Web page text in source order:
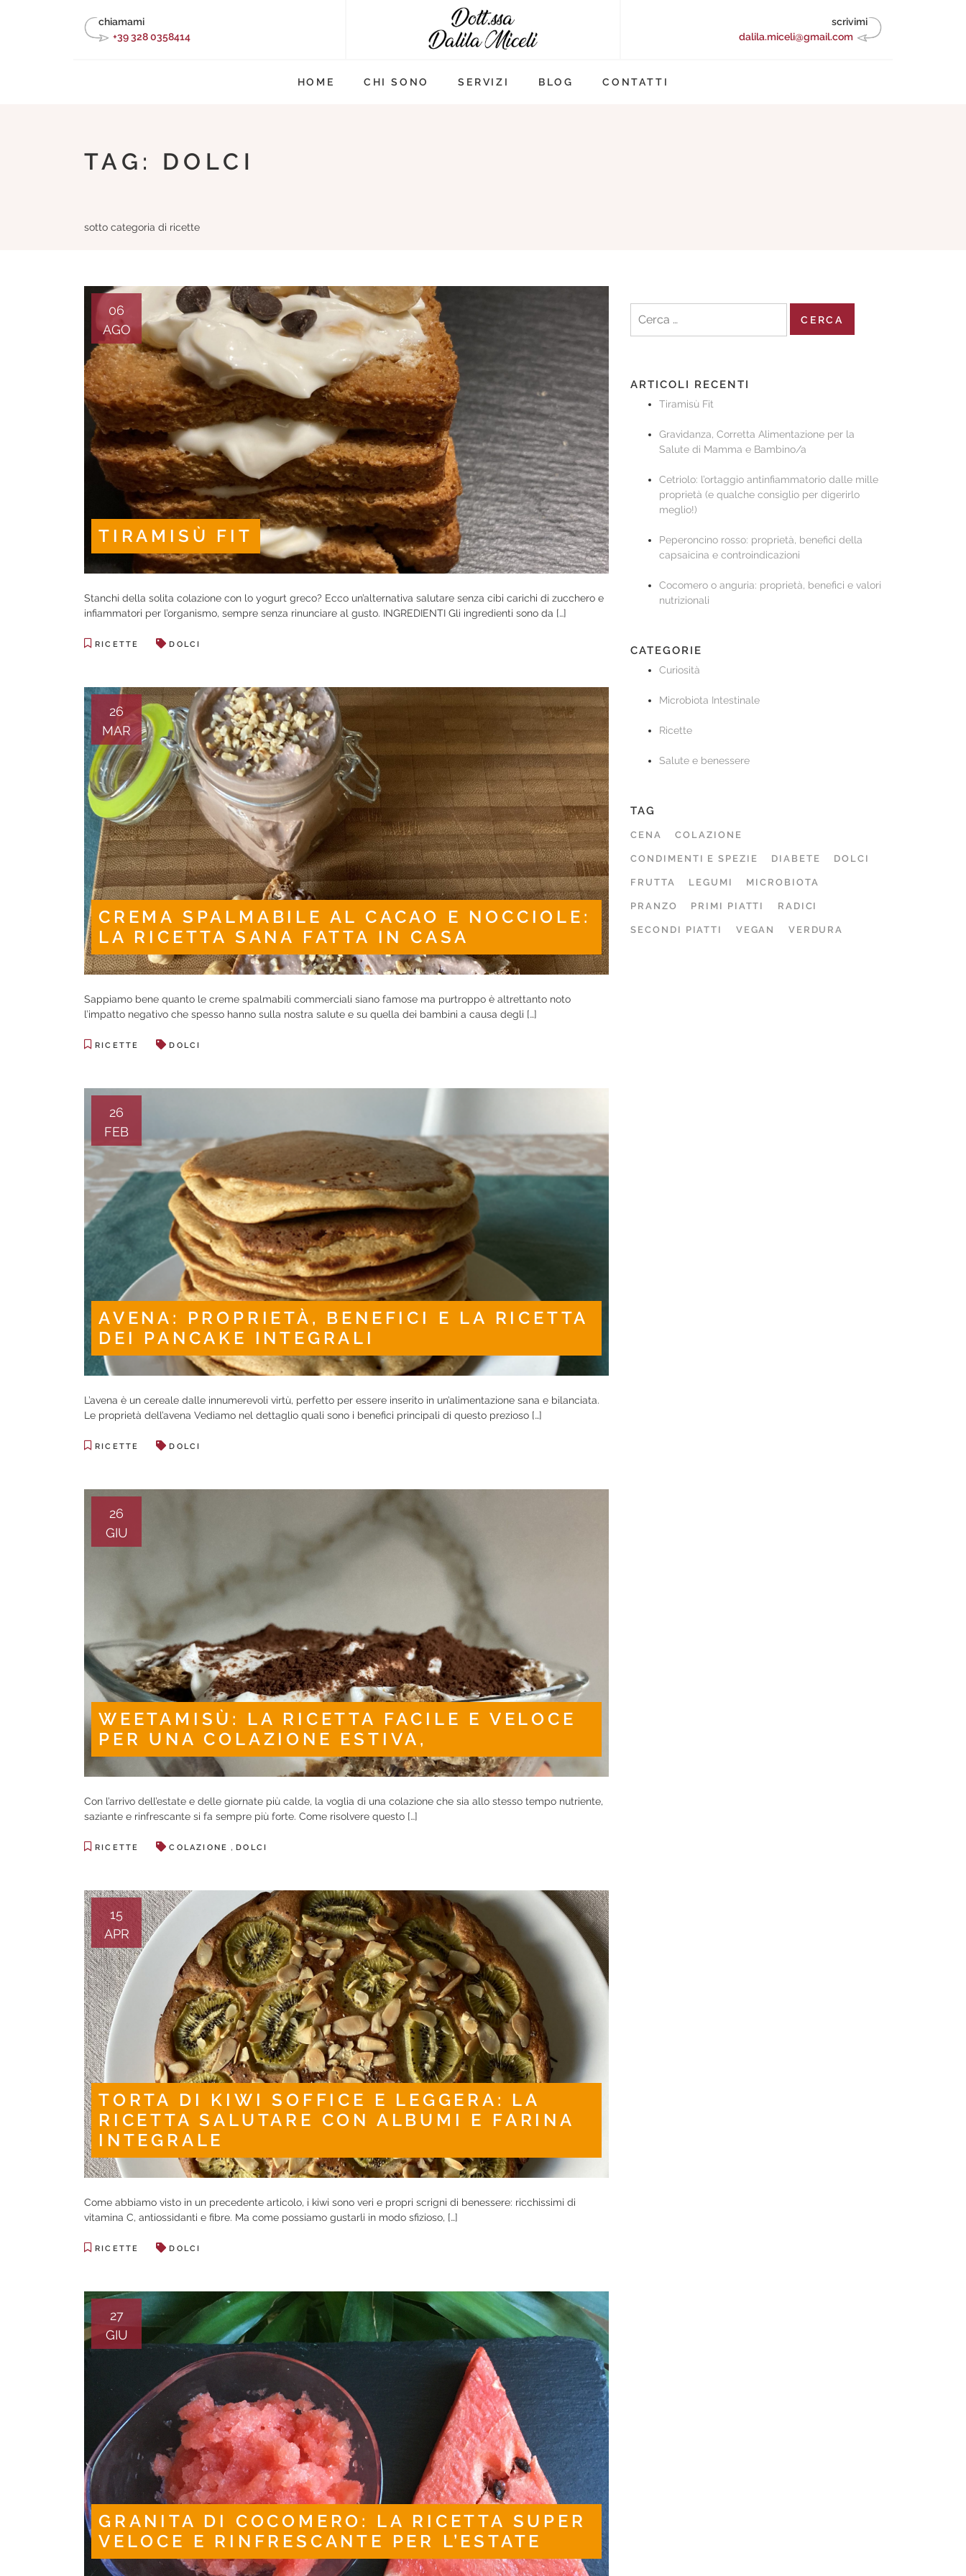
chiamami
+39 328 0358414
scrivimi
dalila.miceli@gmail.com
HOME CHI SONO SERVIZI BLOG CONTATTI
TAG: DOLCI
sotto categoria di ricette
06
AGO
TIRAMISÙ FIT
Stanchi della solita colazione con lo yogurt greco? Ecco un’alternativa salutare senza cibi carichi di zucchero e
infiammatori per l’organismo, sempre senza rinunciare al gusto. INGREDIENTI Gli ingredienti sono da […]
RICETTE DOLCI
26
MAR
CREMA SPALMABILE AL CACAO E NOCCIOLE:
LA RICETTA SANA FATTA IN CASA
Sappiamo bene quanto le creme spalmabili commerciali siano famose ma purtroppo è altrettanto noto
l’impatto negativo che spesso hanno sulla nostra salute e su quella dei bambini a causa degli […]
RICETTE DOLCI
26
FEB
AVENA: PROPRIETÀ, BENEFICI E LA RICETTA
DEI PANCAKE INTEGRALI
L’avena è un cereale dalle innumerevoli virtù, perfetto per essere inserito in un’alimentazione sana e bilanciata.
Le proprietà dell’avena Vediamo nel dettaglio quali sono i benefici principali di questo prezioso […]
RICETTE DOLCI
26
GIU
WEETAMISÙ: LA RICETTA FACILE E VELOCE
PER UNA COLAZIONE ESTIVA,
Con l’arrivo dell’estate e delle giornate più calde, la voglia di una colazione che sia allo stesso tempo nutriente,
saziante e rinfrescante si fa sempre più forte. Come risolvere questo […]
RICETTE COLAZIONE ,DOLCI
15
APR
TORTA DI KIWI SOFFICE E LEGGERA: LA
RICETTA SALUTARE CON ALBUMI E FARINA
INTEGRALE
Come abbiamo visto in un precedente articolo, i kiwi sono veri e propri scrigni di benessere: ricchissimi di
vitamina C, antiossidanti e fibre. Ma come possiamo gustarli in modo sfizioso, […]
RICETTE DOLCI
27
GIU
GRANITA DI COCOMERO: LA RICETTA SUPER
VELOCE E RINFRESCANTE PER L’ESTATE
ARTICOLI RECENTI
Tiramisù Fit
Gravidanza, Corretta Alimentazione per la
Salute di Mamma e Bambino/a
Cetriolo: l’ortaggio antinfiammatorio dalle mille
proprietà (e qualche consiglio per digerirlo
meglio!)
Peperoncino rosso: proprietà, benefici della
capsaicina e controindicazioni
Cocomero o anguria: proprietà, benefici e valori
nutrizionali
CATEGORIE
Curiosità
Microbiota Intestinale
Ricette
Salute e benessere
TAG
CENA COLAZIONE
CONDIMENTI E SPEZIE DIABETE DOLCI
FRUTTA LEGUMI MICROBIOTA
PRANZO PRIMI PIATTI RADICI
SECONDI PIATTI VEGAN VERDURA